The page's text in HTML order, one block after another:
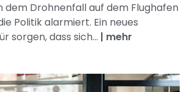
dem Drohnenfall auf dem Flughafen
Politik alarmiert. Ein neues
sorgen, dass sich... | mehr